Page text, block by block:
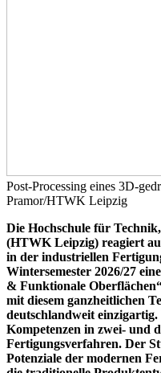
Post-Processing eines 3D-
Pramor/HTWK Leipzig
Die Hochschule für
(HTWK Leipzig) reagiert
in der industriellen
Wintersemester 2026/27
& Funktionale
mit diesem ganzheitlichen
deutschlandweit
Kompetenzen in zwei- und
Fertigungsverfahren. Der
Potenziale der modernen